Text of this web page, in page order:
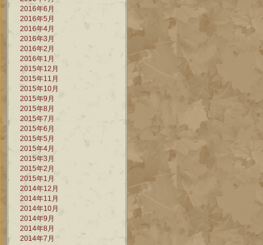
2016年6月
2016年5月
2016年4月
2016年3月
2016年2月
2016年1月
2015年12月
2015年11月
2015年10月
2015年9月
2015年8月
2015年7月
2015年6月
2015年5月
2015年4月
2015年3月
2015年2月
2015年1月
2014年12月
2014年11月
2014年10月
2014年9月
2014年8月
2014年7月